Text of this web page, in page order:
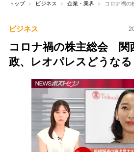
トップ ビジネス 企業・業界 コロナ禍
ビジネス
コロナ禍の株主総会 関
政、レオパレスどうなる